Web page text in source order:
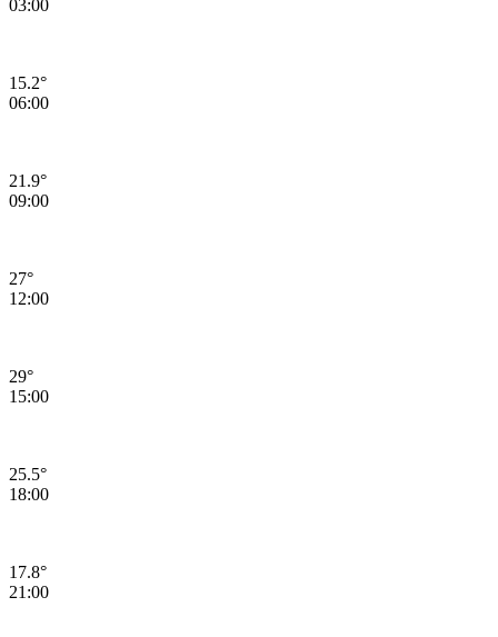
03:00
15.2°
06:00
21.9°
09:00
27°
12:00
29°
15:00
25.5°
18:00
17.8°
21:00